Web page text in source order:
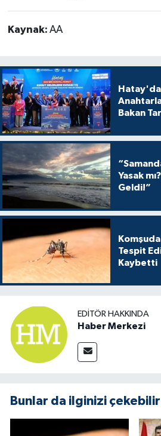
Kaynak: AA
Hatay'da
Bakan
Yasak
Geldi!”
Tespit
Kaybetti
EDITÖR HAKKINDA
Haber Merkezi
Bunlar da ilginizi çekebilir